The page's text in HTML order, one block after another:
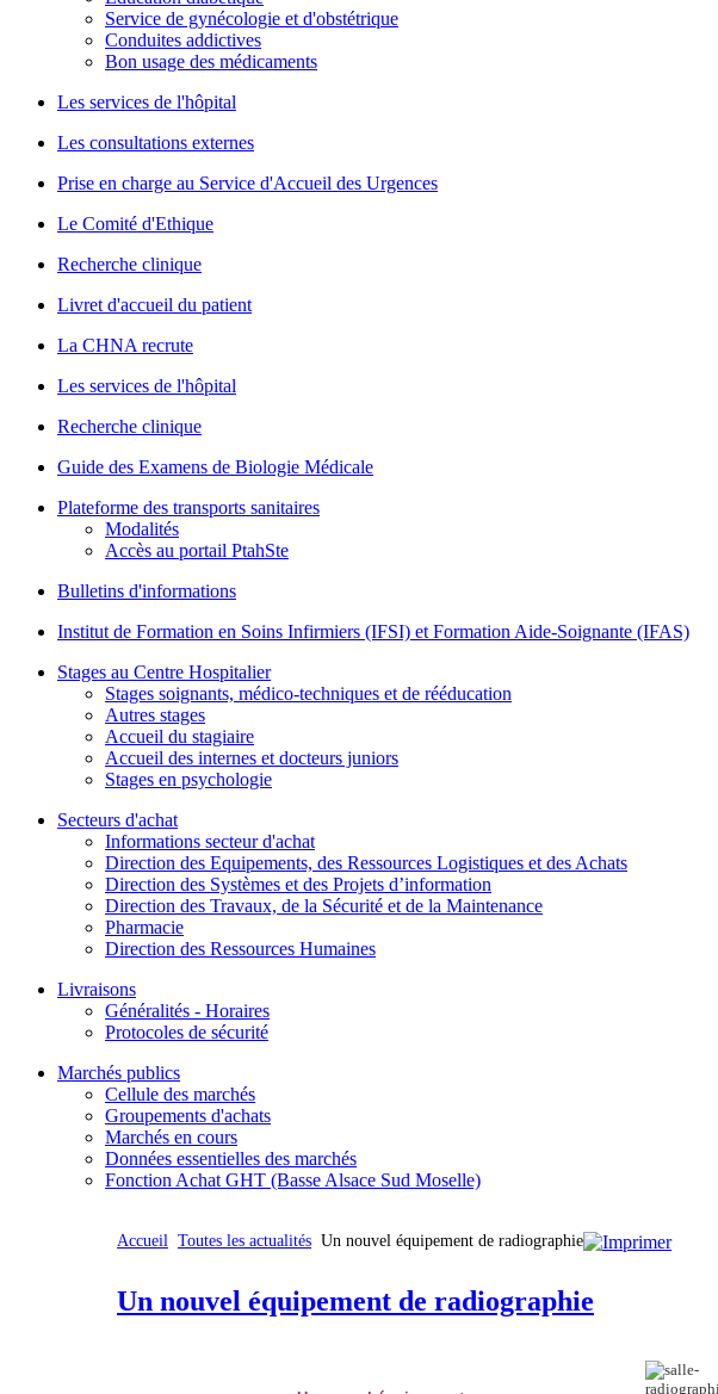
Service de gynécologie et d'obstétrique
Conduites addictives
Bon usage des médicaments
Les services de l'hôpital
Les consultations externes
Prise en charge au Service d'Accueil des Urgences
Le Comité d'Ethique
Recherche clinique
Livret d'accueil du patient
La CHNA recrute
Les services de l'hôpital
Recherche clinique
Guide des Examens de Biologie Médicale
Plateforme des transports sanitaires
Modalités
Accès au portail PtahSte
Bulletins d'informations
Institut de Formation en Soins Infirmiers (IFSI) et Formation Aide-Soignante (IFAS)
Stages au Centre Hospitalier
Stages soignants, médico-techniques et de rééducation
Autres stages
Accueil du stagiaire
Accueil des internes et docteurs juniors
Stages en psychologie
Secteurs d'achat
Informations secteur d'achat
Direction des Equipements, des Ressources Logistiques et des Achats
Direction des Systèmes et des Projets d’information
Direction des Travaux, de la Sécurité et de la Maintenance
Pharmacie
Direction des Ressources Humaines
Livraisons
Généralités - Horaires
Protocoles de sécurité
Marchés publics
Cellule des marchés
Groupements d'achats
Marchés en cours
Données essentielles des marchés
Fonction Achat GHT (Basse Alsace Sud Moselle)
Accueil Toutes les actualités Un nouvel équipement de radiographie
Un nouvel équipement de radiographie